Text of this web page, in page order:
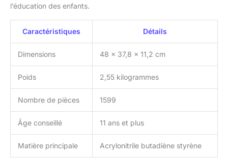
l’éducation des enfants.
Caractéristiques Détails
Dimensions 48 x 37,8 x 11,2 cm
Poids 2,55 kilogrammes
Nombre de pièces 1599
Âge conseillé 11 ans et plus
Matière principale Acrylonitrile butadiène styrène